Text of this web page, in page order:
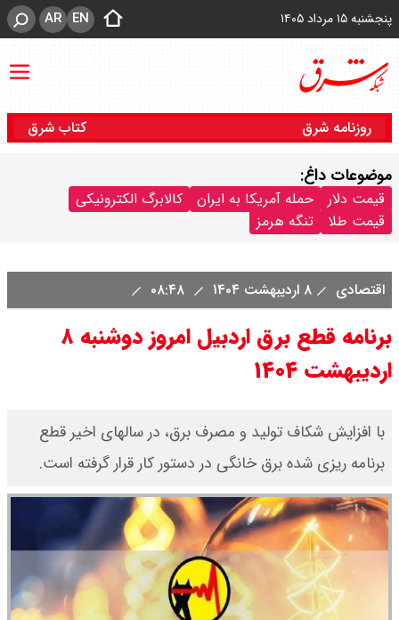
پنجشنبه ۱۵ مرداد ۱۴۰۵ EN
AR
روزنامه شرق کتاب شرق
موضوعات داغ:
قیمت دلار حمله آمریکا به ایران
کالابرگ الکترونیکی
قیمت طلا
تنگه هرمز
اقتصادی ۸ اردیبهشت ۱۴۰۴
برنامه قطع برق اردبیل امروز دوشنبه ۸
اردیبهشت ۱۴۰۴
با افزایش شکاف تولید و مصرف برق، در سالهای اخیر قطع
برنامه ریزی شده برق خانگی در دستور کار قرار گرفته است.